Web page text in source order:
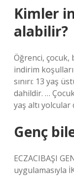
Kimler
alabilir?
Öğrenci, çocuk,
indirim koşulları
sınırı: 13 yaş
dahildir. …
yaş altı yolcular
Genç
ECZACIBAŞI
uygulamasıyla